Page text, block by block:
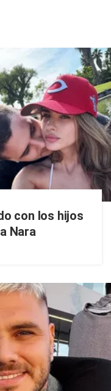
con los hijos
Nara